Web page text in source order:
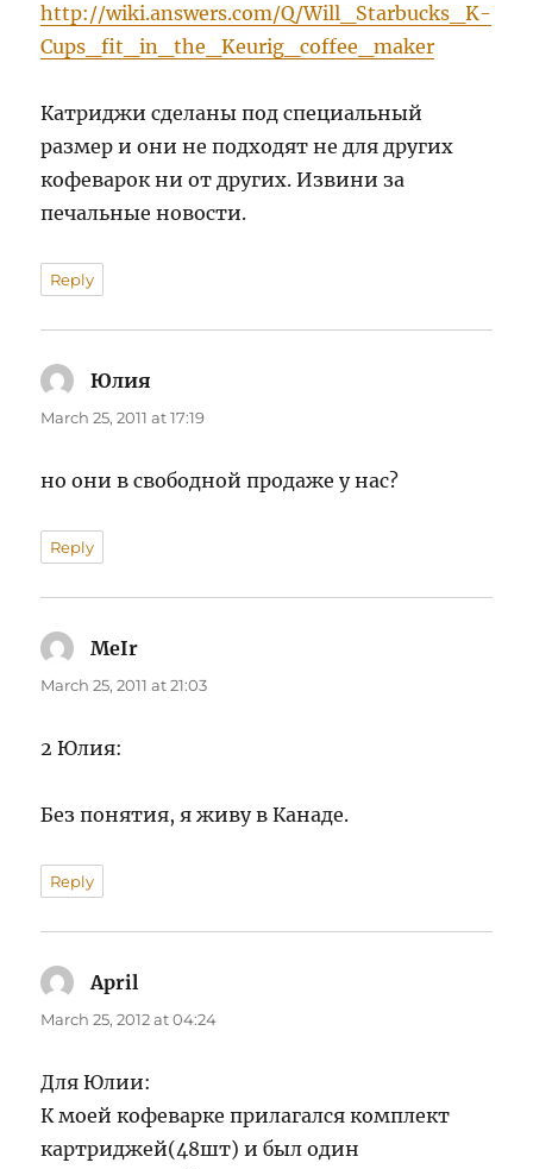
http://wiki.answers.com/Q/Will_Starbucks_K-
Cups_fit_in_the_Keurig_coffee_maker
Катриджи сделаны под специальный
размер и они не подходят не для других
кофеварок ни от других. Извини за
печальные новости.
Reply
Юлия
March 25, 2011 at 17:19
но они в свободной продаже у нас?
Reply
MeIr
March 25, 2011 at 21:03
2 Юлия:
Без понятия, я живу в Канаде.
Reply
April
March 25, 2012 at 04:24
Для Юлии:
К моей кофеварке прилагался комплект
картриджей(48шт) и был один